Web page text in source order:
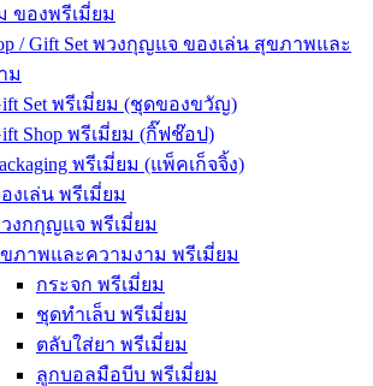
ของพรีเมี่ยม
/ Gift Set พวงกุญแจ ของเล่น สุขภาพและ
ม
Set พรีเมี่ยม (ชุดของขวัญ)
Shop พรีเมี่ยม (กิ๊ฟช๊อป)
พรีเมี่ยม (แพ็คเก็จจิ้ง)
งเล่น พรีเมี่ยม
งกกุญแจ พรีเมี่ยม
ภาพและความงาม พรีเมี่ยม
กระจก พรีเมี่ยม
ชุดทำเล็บ พรีเมี่ยม
ตลับใส่ยา พรีเมี่ยม
ลูกบอลมือบีบ พรีเมี่ยม